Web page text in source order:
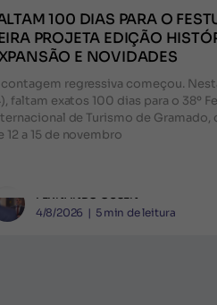
100 DIAS PARA O
PROJETA EDIÇÃO
E NOVIDADES
contagem regressiva começou.
faltam exatos 100 dias para o 38º
de Turismo de Gramado,
12 a 15 de novembro
FERNANDO GUSEN
4/8/2026 | 5 min de leitura